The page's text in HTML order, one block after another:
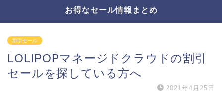
お得なセール情報まとめ
割引セール
LOLIPOPマネージドクラウドの割引
セールを探している方へ
2021年4月25日